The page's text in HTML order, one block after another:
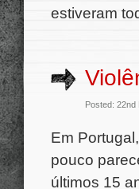
estiveram
Posted:
Em
pouco
últimos 15